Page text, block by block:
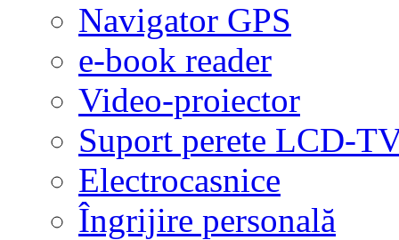
Navigator GPS
e-book reader
Video-proiector
Suport perete LCD-
Electrocasnice
Îngrijire personală